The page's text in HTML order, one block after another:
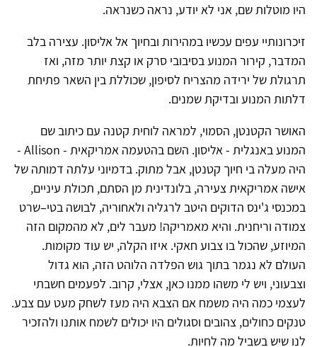
היו מוטלות שם, אני לא יודע, נראה כשנראה.
זיכרונותיי עפים עכשיו במהירות ובחיוך אל אליסון. עצירה בלב
המדבר, קירור המנוע בסיבובי סרק או קצת יותר מזה, ואז
תרגולת של ירידה מהצריח לסיפון, שכוללת בין השאר פתיחת
דלתות המנוע ובדיקת שמנים.
האושר הקטנטן, הסמוי, למראה לוחית קטנה עם כיתוב שם
המנוע באנגלית - אליסון. השם בהטעמה אמריקאית - Allison -
היה מעלה בי חיוך קטנטן, אבל מתוק. בדמיוני עלתה דמותה של
אישה אמריקאית צעירה, בלונדינית מן הסתם, תכולת עיניים,
במכנסי ג'ינס הדוקים היטב לרגליה ולאחוריה, לבושה בטי–שרט
צמודה וריחנית. והיא מאמריקה! מעבר לים, לא מהמקום הזה
המיוזע, שהכול בו צבוע חאקי. איזו הקלה, יש עוד מקומות.
העולם לא נגמר בתוך גוש הפלדה הלוהט הזה, הוא גדול
וצבעוני, ויש לי משהו ממנו כאן, אצלי, קרוב. לפעמים חשבתי
לעצמי כמה היה משמח אם הצבא היה מעז לשחק מעט עם צבע.
טנקים כחולים, צהובים וסגולים היו יכולים לשמח אותנו ולהזכיר
לנו שיש בשביל מה לחיות.